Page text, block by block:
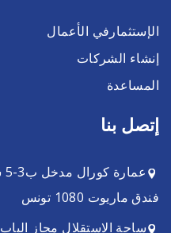
الإستثمارفي الأعمال
إنشاء الشركات
المساعدة
إتصل بنا
فندق ماريوت 1080 تونس
ساحة الاستقلال مجاز الباب